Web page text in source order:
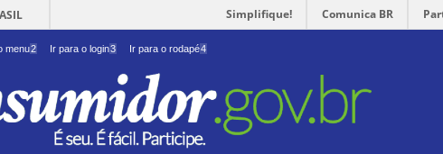
Simplifique! Comunica BR
menu2 Ir para o login3 Ir para o rodapé4